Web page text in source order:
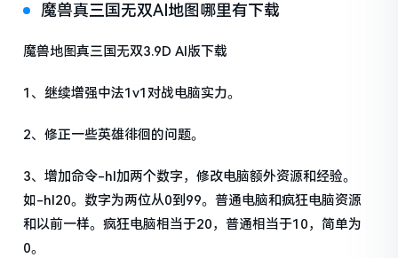
魔兽真三国无双AI地图哪里有下载
魔兽地图真三国无双3.9D AI版下载
1、继续增强中法1v1对战电脑实力。
2、修正一些英雄徘徊的问题。
3、增加命令-hl加两个数字，修改电脑额外资源和经验。
如-hl20。数字为两位从0到99。普通电脑和疯狂电脑资源
和以前一样。疯狂电脑相当于20，普通相当于10，简单为
0。